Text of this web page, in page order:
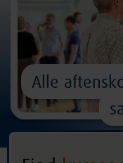
Alle